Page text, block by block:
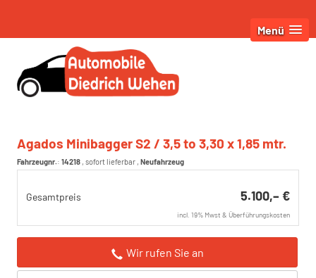
Menü
Agados Minibagger S2 / 3,5 to 3,30 x 1,85 mtr.
Fahrzeugnr.: 14218 , sofort lieferbar , Neufahrzeug
Gesamtpreis 5.100,– €
incl. 19% Mwst & Überführungskosten
Wir rufen Sie an